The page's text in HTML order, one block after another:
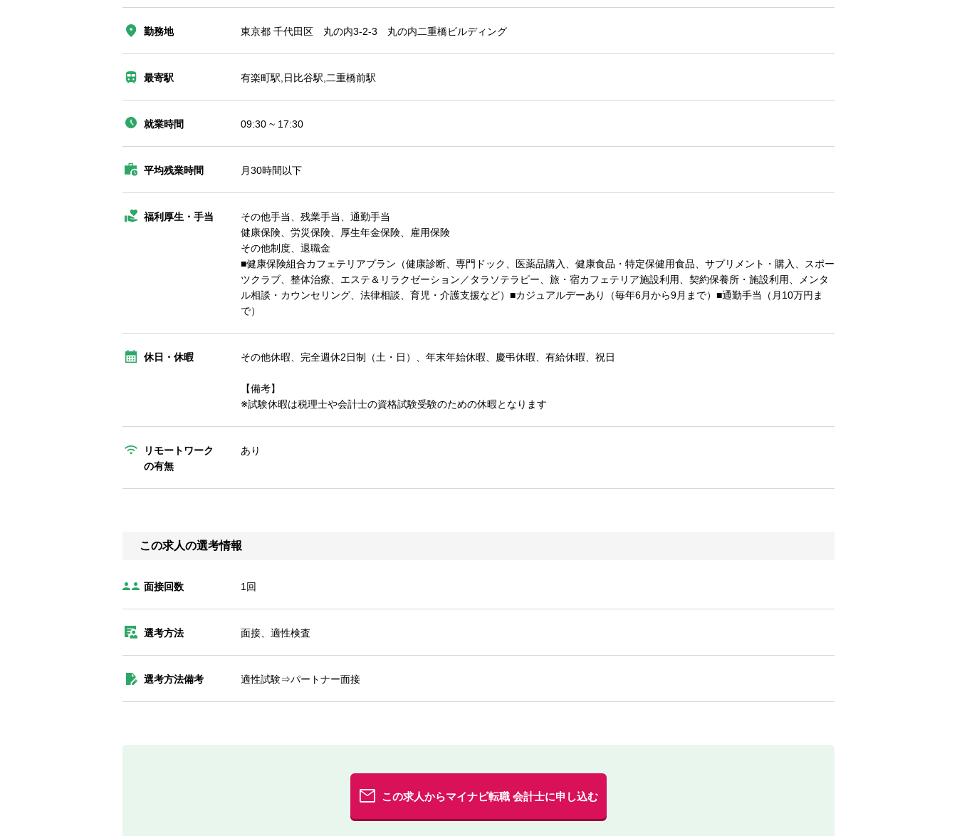
勤務地 東京都 千代田区 丸の内3-2-3 丸の内二重橋ビルディング
最寄駅 有楽町駅,日比谷駅,二重橋前駅
就業時間 09:30 ~ 17:30
平均残業時間 月30時間以下
福利厚生・手当
その他手当、残業手当、通勤手当
健康保険、労災保険、厚生年金保険、雇用保険
その他制度、退職金
■健康保険組合カフェテリアプラン（健康診断、専門ドック、医薬品購入、健康食品・特定保健用食品、サプリメント・購入、スポー
ツクラブ、整体治療、エステ＆リラクゼーション／タラソテラピー、旅・宿カフェテリア施設利用、契約保養所・施設利用、メンタ
ル相談・カウンセリング、法律相談、育児・介護支援など）■カジュアルデーあり（毎年6月から9月まで）■通勤手当（月10万円ま
で）
休日・休暇 その他休暇、完全週休2日制（土・日）、年末年始休暇、慶弔休暇、有給休暇、祝日
【備考】
※試験休暇は税理士や会計士の資格試験受験のための休暇となります
リモートワーク
の有無
あり
この求人の選考情報
面接回数 1回
選考方法 面接、適性検査
選考方法備考 適性試験⇒パートナー面接
この求人からマイナビ転職 会計士に申し込む